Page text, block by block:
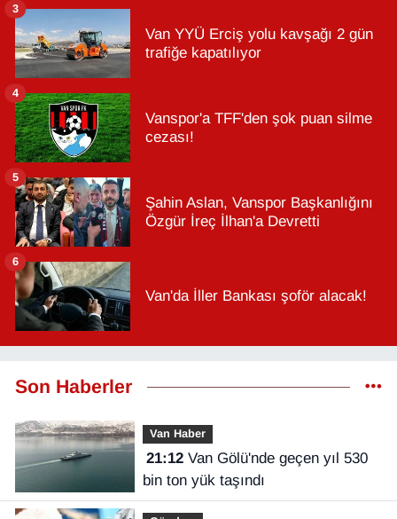
Van YYÜ Erciş yolu kavşağı 2 gün
trafiğe kapatılıyor
3
Vanspor'a TFF'den şok puan silme
cezası!
4
Şahin Aslan, Vanspor Başkanlığını
Özgür İreç İlhan'a Devretti
5
Van'da İller Bankası şoför alacak!
6
Son Haberler
Van Haber
21:12Van Gölü'nde geçen yıl 530
bin ton yük taşındı